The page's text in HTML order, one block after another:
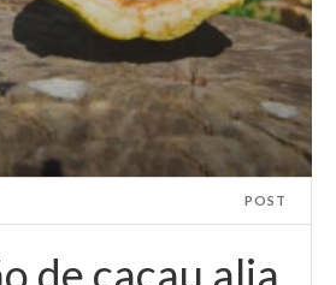
POST
de cacau alia